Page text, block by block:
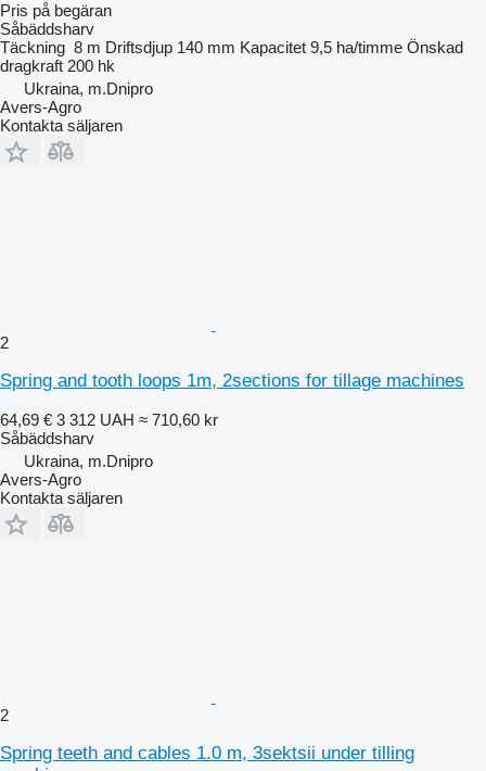
Pris på begäran
Såbäddsharv
Täckning 8 m Driftsdjup 140 mm Kapacitet 9,5 ha/timme Önskad
dragkraft 200 hk
Ukraina, m.Dnipro
Avers-Agro
Kontakta säljaren
2
Spring and tooth loops 1m, 2sections for tillage machines
64,69 € 3 312 UAH ≈ 710,60 kr
Såbäddsharv
Ukraina, m.Dnipro
Avers-Agro
Kontakta säljaren
2
Spring teeth and cables 1.0 m, 3sektsii under tilling